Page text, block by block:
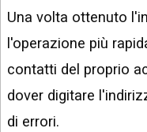
Una volta ottenuto
l'operazione più
contatti del proprio
dover digitare
di errori.